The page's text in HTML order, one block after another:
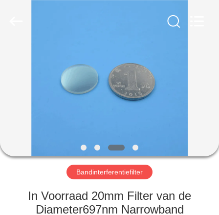
PRODUCTEN
FABRIEKSREIS
KWALITEITSCONTROLE
Bandinterferentiefilter
In Voorraad 20mm Filter van de
Diameter697nm Narrowband